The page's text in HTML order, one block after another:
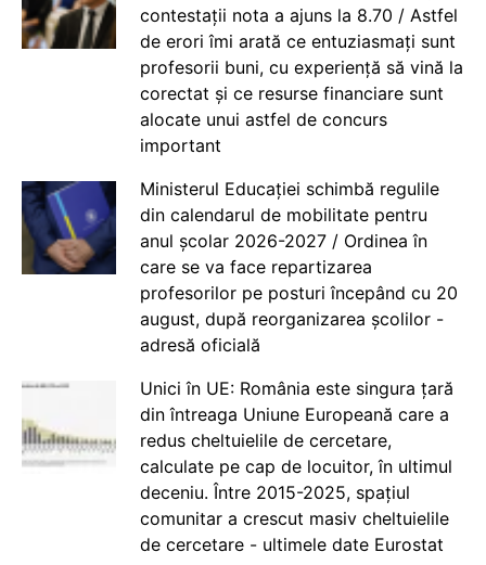
contestații nota a ajuns la 8.70 / Astfel
de erori îmi arată ce entuziasmați sunt
profesorii buni, cu experiență să vină la
corectat și ce resurse financiare sunt
alocate unui astfel de concurs
important
Ministerul Educației schimbă regulile
din calendarul de mobilitate pentru
anul școlar 2026-2027 / Ordinea în
care se va face repartizarea
profesorilor pe posturi începând cu 20
august, după reorganizarea școlilor -
adresă oficială
Unici în UE: România este singura țară
din întreaga Uniune Europeană care a
redus cheltuielile de cercetare,
calculate pe cap de locuitor, în ultimul
deceniu. Între 2015-2025, spațiul
comunitar a crescut masiv cheltuielile
de cercetare - ultimele date Eurostat